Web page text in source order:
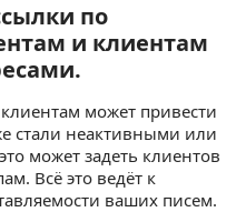
попо
и клиентам
может привести
стали неактивными или
может задеть клиентов
Всё это ведёт к
ваших писем.